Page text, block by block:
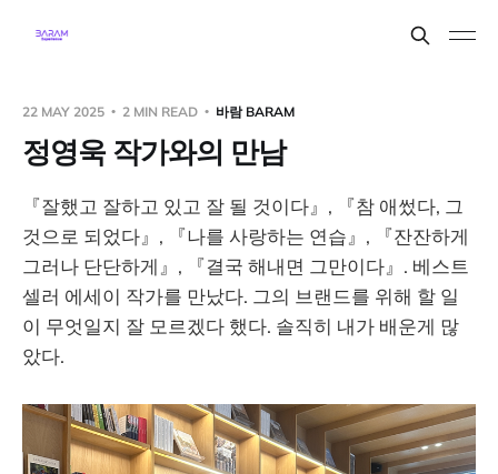
22 MAY 2025 2 MIN READ 바람 BARAM
정영욱 작가와의 만남
『잘했고 잘하고 있고 잘 될 것이다』, 『참 애썼다, 그
것으로 되었다』, 『나를 사랑하는 연습』, 『잔잔하게
그러나 단단하게』, 『결국 해내면 그만이다』. 베스트
셀러 에세이 작가를 만났다. 그의 브랜드를 위해 할 일
이 무엇일지 잘 모르겠다 했다. 솔직히 내가 배운게 많
았다.